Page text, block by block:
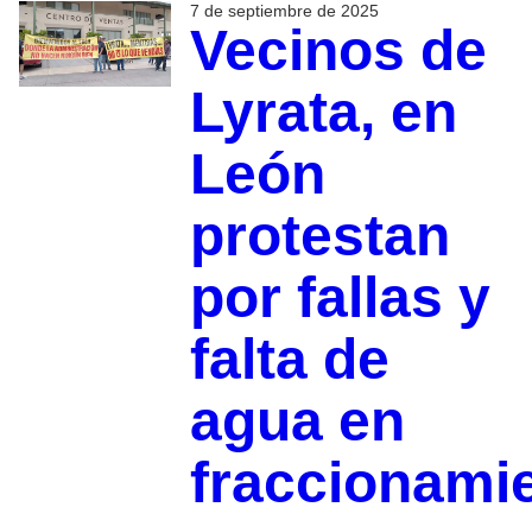
7 de septiembre de 2025
Vecinos de
Lyrata, en
León
protestan
por fallas y
falta de
agua en